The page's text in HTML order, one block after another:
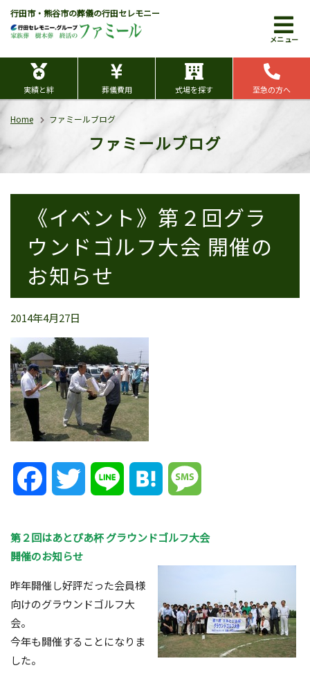
行田市・熊谷市の葬儀の行田セレモニー
メニュー
実績と絆 葬儀費用 式場を探す 至急の方へ
Home ファミールブログ
ファミールブログ
《イベント》第２回グラ
ウンドゴルフ大会 開催の
お知らせ
2014年4月27日
FacebookTwitter Line Hatena
第２回はあとぴあ杯 グラウンドゴルフ大会
開催のお知らせ
昨年開催し好評だった会員様
向けのグラウンドゴルフ大
会。
今年も開催することになりま
した。